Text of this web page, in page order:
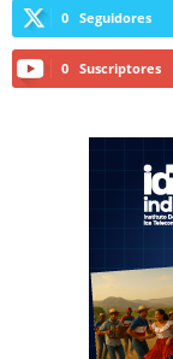
0 Seguidores
0 Suscriptores